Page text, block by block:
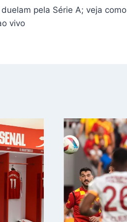
pela Série A; veja como
vivo